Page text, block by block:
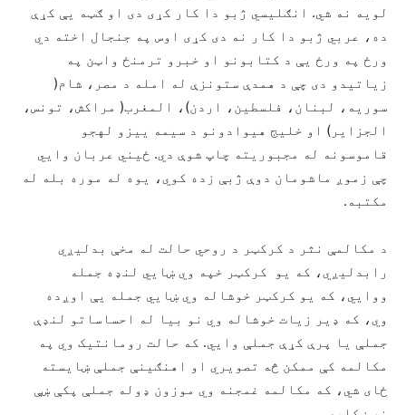
لویه نه شي. انګلیسي ژبو دا کار کړی دی او ګټه یې کړې
ده، عربي ژبو دا کار نه دی کړی اوس په جنجال اخته دي
ورځ په ورځ یې د کتابونو او خبرو ترمنځ واټن په
زیاتیدو دی چې د همدې ستونزې له امله د مصر، شام(
سوریه، لبنان، فلسطین، اردن)، المغرب( مراکش، تونس،
الجزایر) او خلیج هیوادونو د سیمه ییزو لهجو
قاموسونه له مجبوریته چاپ شوې دي. ځیني عربان وایي
چې زموږ ماشومان دوې ژبې زده کوي، یوه له موره بله له
مکتبه.
د مکالمې نثر د کرکټر د روحي حالت له مخې بدلیږي
رابدلیږي، که یو کرکټر خپه وي ښایي لنډه جمله
ووایي، که یو کرکټر خوشاله وي ښایي جمله یې اوږده
وي، که ډیر زیات خوشاله وي نو بیا له احساساتو لنډې
جملې یا پرې کړې جملې وایي. که حالت رومانتیک وي په
مکالمه کې ممکن څه تصویري او اهنګینې جملې ښایسته
ځای شي، که مکالمه غمجنه وي موزون ډوله جملې پکې ښې